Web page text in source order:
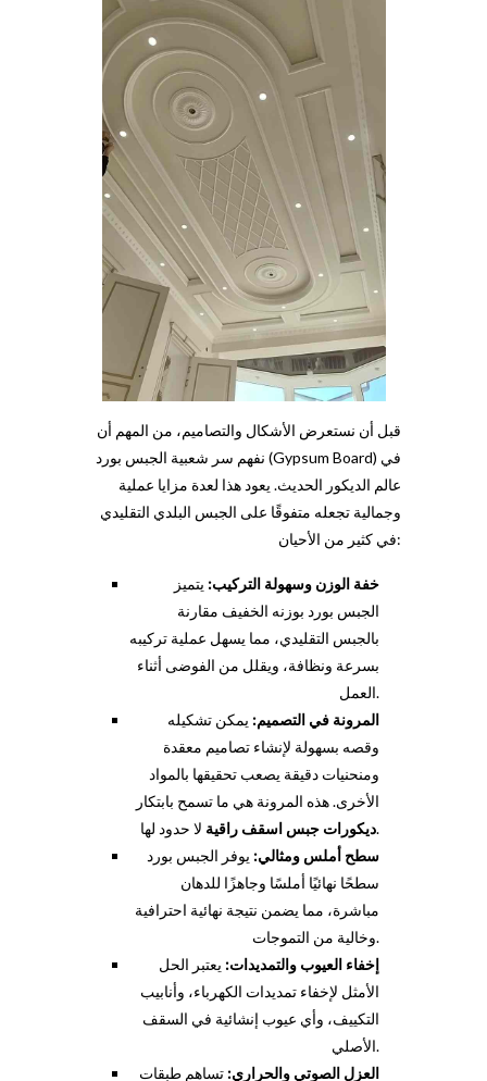
قبل أن نستعرض الأشكال والتصاميم، من المهم أن
نفهم سر شعبية الجبس بورد (Gypsum Board) في
عالم الديكور الحديث. يعود هذا لعدة مزايا عملية
وجمالية تجعله متفوقًا على الجبس البلدي التقليدي
في كثير من الأحيان:
خفة الوزن وسهولة التركيب: يتميز
الجبس بورد بوزنه الخفيف مقارنة
بالجبس التقليدي، مما يسهل عملية تركيبه
بسرعة ونظافة، ويقلل من الفوضى أثناء
العمل.
المرونة في التصميم: يمكن تشكيله
وقصه بسهولة لإنشاء تصاميم معقدة
ومنحنيات دقيقة يصعب تحقيقها بالمواد
الأخرى. هذه المرونة هي ما تسمح بابتكار
ديكورات جبس اسقف راقيةلا حدود لها.
سطح أملس ومثالي: يوفر الجبس بورد
سطحًا نهائيًا أملسًا وجاهزًا للدهان
مباشرة، مما يضمن نتيجة نهائية احترافية
وخالية من التموجات.
إخفاء العيوب والتمديدات: يعتبر الحل
الأمثل لإخفاء تمديدات الكهرباء، وأنابيب
التكييف، وأي عيوب إنشائية في السقف
الأصلي.
العزل الصوتي والحراري: تساهم طبقات